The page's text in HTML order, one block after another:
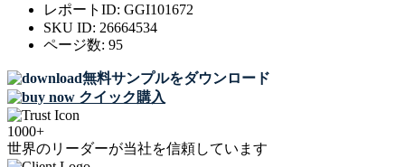
レポートID: GGI101672
SKU ID: 26664534
ページ数: 95
無料サンプルをダウンロード
クイック購入
1000+
世界のリーダーが当社を信頼しています